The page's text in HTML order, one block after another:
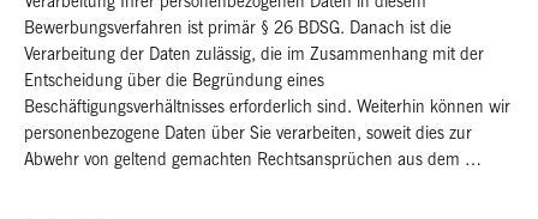
Bewerbungsverfahren ist primär § 26 BDSG. Danach ist die
Verarbeitung der Daten zulässig, die im Zusammenhang mit der
Entscheidung über die Begründung eines
Beschäftigungsverhältnisses erforderlich sind. Weiterhin können wir
personenbezogene Daten über Sie verarbeiten, soweit dies zur
Abwehr von geltend gemachten Rechtsansprüchen aus dem …